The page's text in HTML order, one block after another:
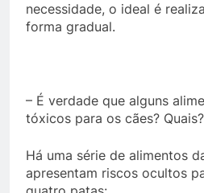
necessidade, o ideal é
forma gradual.
– É verdade que alguns
tóxicos para os cães? Quais?
Há uma série de alimentos
apresentam riscos ocultos